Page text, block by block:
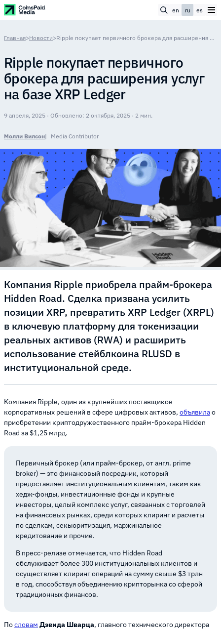
en ru es
Главная>Новости> Ripple покупает первичного брокера для расширения услуг на базе XRP Ledger
Ripple покупает первичного
брокера для расширения услуг
на базе XRP Ledger
9 апреля, 2025 · Обновлено: 2 октября, 2025 · 2 мин.
Молли Вилсон Media Contributor
Компания Ripple приобрела прайм-брокера
Hidden Road. Сделка призвана усилить
позиции XRP, превратить XRP Ledger (XRPL)
в ключевую платформу для токенизации
реальных активов (RWA) и расширить
использование стейблкоина RLUSD в
институциональной среде.
Компания Ripple, один из крупнейших поставщиков
корпоративных решений в сфере цифровых активов, объявилао
приобретении криптодружественного прайм-брокера Hidden
Road за $1,25 млрд.
Первичный брокер (или прайм-брокер, от англ. prime
broker) — это финансовый посредник, который
предоставляет институциональным клиентам, таким как
хедж-фонды, инвестиционные фонды и крупные
инвесторы, целый комплекс услуг, связанных с торговлей
на финансовых рынках, среди которых клиринг и расчеты
по сделкам, секьюритизация, маржинальное
кредитование и прочие.
В пресс-релизе отмечается, что Hidden Road
обслуживает более 300 институциональных клиентов и
осуществляет клиринг операций на сумму свыше $3 трлн
в год, способствуя объединению крипторынка со сферой
традиционных финансов.
Пословам Дэвида Шварца, главного технического директора